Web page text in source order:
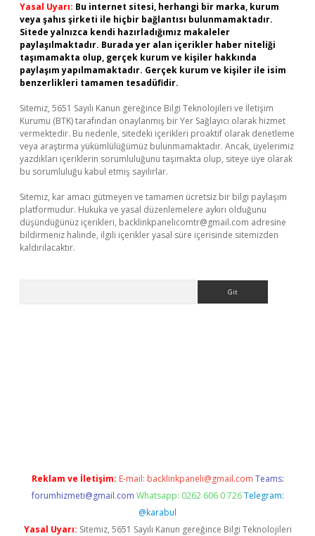
Yasal Uyarı: Bu internet sitesi, herhangi bir marka, kurum
veya şahıs şirketi ile hiçbir bağlantısı bulunmamaktadır.
Sitede yalnızca kendi hazırladığımız makaleler
paylaşılmaktadır. Burada yer alan içerikler haber niteliği
taşımamakta olup, gerçek kurum ve kişiler hakkında
paylaşım yapılmamaktadır. Gerçek kurum ve kişiler ile isim
benzerlikleri tamamen tesadüfidir.
Sitemiz, 5651 Sayılı Kanun gereğince Bilgi Teknolojileri ve İletişim
Kurumu (BTK) tarafından onaylanmış bir Yer Sağlayıcı olarak hizmet
vermektedir. Bu nedenle, sitedeki içerikleri proaktif olarak denetleme
veya araştırma yükümlülüğümüz bulunmamaktadır. Ancak, üyelerimiz
yazdıkları içeriklerin sorumluluğunu taşımakta olup, siteye üye olarak
bu sorumluluğu kabul etmiş sayılırlar.
Sitemiz, kar amacı gütmeyen ve tamamen ücretsiz bir bilgi paylaşım
platformudur. Hukuka ve yasal düzenlemelere aykırı olduğunu
düşündüğünüz içerikleri, backlinkpanelicomtr@gmail.com adresine
bildirmeniz halinde, ilgili içerikler yasal süre içerisinde sitemizden
kaldırılacaktır.
Reklam ve İletişim: E-mail: backlinkpaneli@gmail.com Teams:
forumhizmeti@gmail.com Whatsapp: 0262 606 0 726 Telegram:
@karabul
Yasal Uyarı: Sitemiz, 5651 Sayılı Kanun gereğince Bilgi Teknolojileri